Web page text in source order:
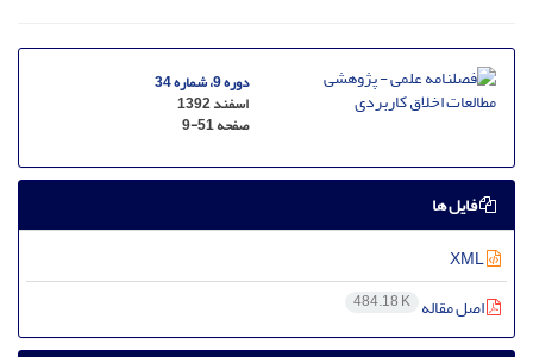
دوره 9، شماره 34
اسفند 1392
صفحه9-51
فایل ها
اصل مقاله 484.18 K